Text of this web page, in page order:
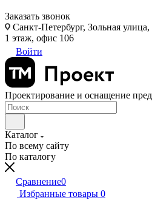
Заказать звонок
Санкт-Петербург, Зольная
1 этаж, офис 106
Войти
Проектирование и оснащение
Каталог
По всему сайту
По каталогу
Сравнение0
Избранные товары 0